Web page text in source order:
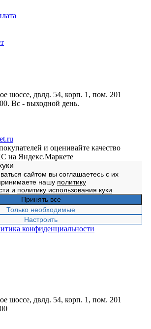
шоссе, двлд. 54, корп. 1, пом. 201
Вс - выходной день.
сайтом вы соглашаетесь с их
нашу политику
и политику использования куки
Принять все
Только необходимые
Настроить
конфиденциальности
шоссе, двлд. 54, корп. 1, пом. 201